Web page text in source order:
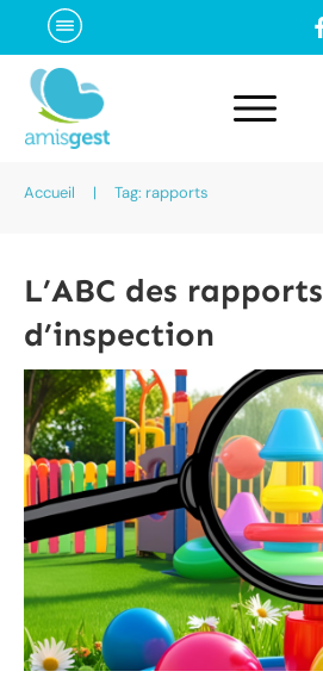
Accueil | Tag: rapports
L’ABC des rapports
d’inspection